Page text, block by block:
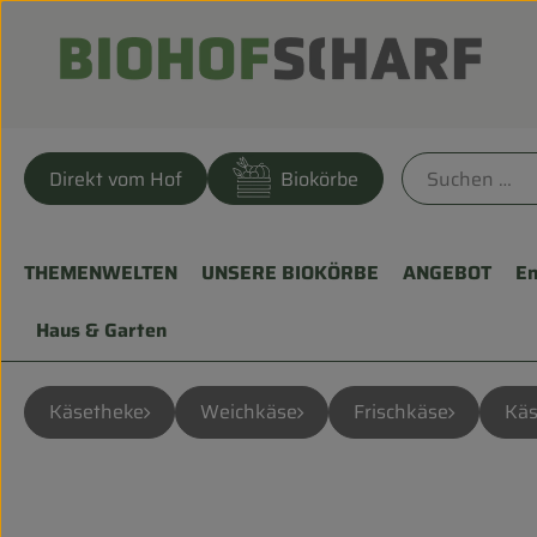
Direkt vom Hof Biokörbe
THEMENWELTEN UNSERE BIOKÖRBE ANGEBOT
Haus & Garten
Käsetheke Weichkäse Frischkäse